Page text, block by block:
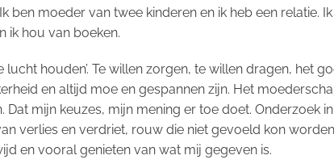
ben moeder van twee kinderen en ik heb een
ik hou van boeken.
lucht houden’. Te willen zorgen, te willen dragen,
en altijd moe en gespannen zijn. Het
Dat mijn keuzes, mijn mening er toe doet.
verlies en verdriet, rouw die niet gevoeld kon
en vooral genieten van wat mij gegeven is.